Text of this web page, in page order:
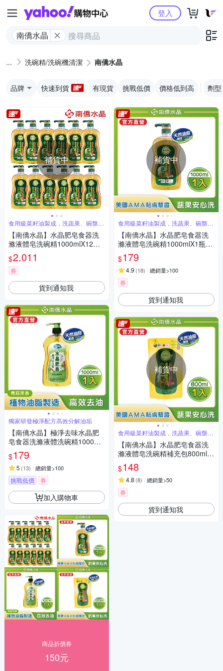
Yahoo購物中心
南僑水晶
登入
洗碗精/洗碗機清潔 南僑水晶
品牌 快速到貨 有現貨 挑戰低價 價格低到高 劑型
補貨中
食用級菜籽油製成，洗蔬果、碗盤都
安心
【南僑水晶】水晶肥皂食器洗
滌液體皂洗碗精1000mlX12瓶
(天然成分/環境友善)
$2,011
券
貨到通知我
獨家研發極淨配方高效分解油垢
【南僑水晶】極淨去味水晶肥
皂食器洗滌液體洗碗精1000ml
X1瓶(天然植物油脂/環保/綠活/
無添加)
$179
5 (13) 總銷量>100
挑戰低價 券
加入購物車
商品折價券
150元
補貨中
食用級菜籽油製成，洗蔬果、碗盤都
安心
【南僑水晶】水晶肥皂食器洗
滌液體皂洗碗精1000mlX1瓶
(天然成分/環境友善)
$179
4.9 (18) 總銷量>100
券
貨到通知我
補貨中
食用級菜籽油製成，洗蔬果、碗盤都
安心
【南僑水晶】水晶肥皂食器洗
滌液體皂洗碗精補充包800mlX
1包
$148
4.8 (8) 總銷量>50
券
貨到通知我